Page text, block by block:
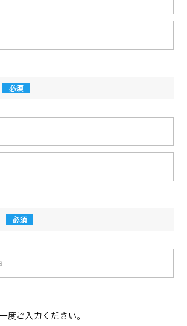
必須
必須
度ご入力ください。